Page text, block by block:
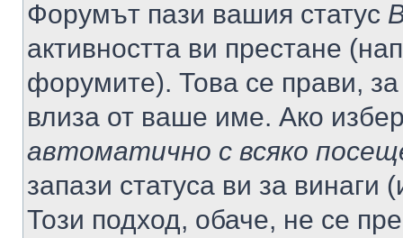
Форумът пази вашия статус
активността ви престане
форумите). Това се прави,
влиза от ваше име. Ако
автоматично с всяко
запази статуса ви за винаги
Този подход, обаче, не се